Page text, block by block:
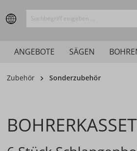
Zur Hauptnavigation
ANGEBOTE SÄGEN
Zubehör Sonderzubehör